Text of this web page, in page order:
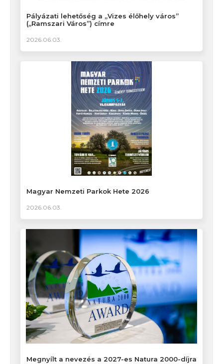
Pályázati lehetőség a „Vizes élőhely város”
(„Ramszari Város”) címre
2026.06.03.
Magyar Nemzeti Parkok Hete 2026
2026.06.03.
Megnyílt a nevezés a 2027-es Natura 2000-díjra